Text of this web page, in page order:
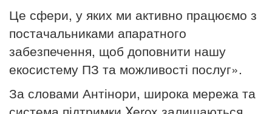
Це сфери, у яких ми активно працюємо з
постачальниками апаратного
забезпечення, щоб доповнити нашу
екосистему ПЗ та можливості послуг».
За словами Антінори, широка мережа та